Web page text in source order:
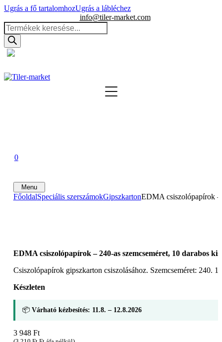
Ugrás a fő tartalomhozUgrás a lábléchez
info@tiler-market.com
Products
search
0
Menu
FőoldalSpeciális szerszámokGipszkartonEDMA csiszolópapírok –
EDMA csiszolópapírok – 240-as szemcseméret, 10 darabos
Csiszolópapírok gipszkarton csiszolásához. Szemcseméret: 240.
Készleten
📦 Várható kézbesítés: 11.8. – 12.8.2026
3 948 Ft